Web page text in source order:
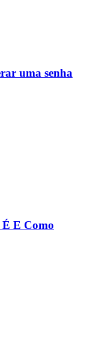
uma senha
É E Como